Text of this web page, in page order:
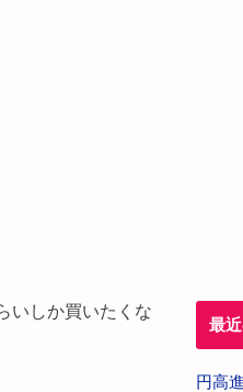
いしか買いたくな
最
円高